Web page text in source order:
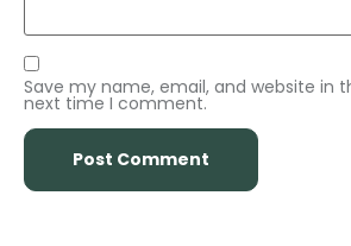
Save my name, email, and website in
next time I comment.